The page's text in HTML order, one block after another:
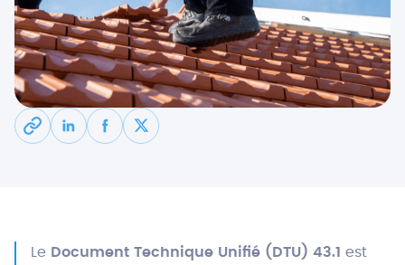
Le Document Technique Unifié (DTU) 43.1 est